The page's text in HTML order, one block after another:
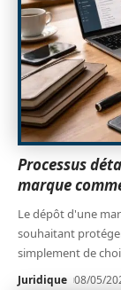
Processus
marque
Le dépôt d'une
souhaitant
simplement de
Juridique 08/05/